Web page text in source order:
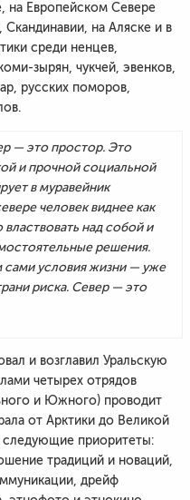
на Европейском Севере
на Аляске и в
среди ненцев,
зырян, чукчей, эвенков,
русских поморов,
— это простор. Это
и прочной социальной
в муравейник
человек виднее как
над собой и
решения.
условия жизни — уже
риска. Север — это
и возглавил Уральскую
четырех отрядов
и Южного) проводит
от Арктики до Великой
следующие приоритеты:
традиций и новаций,
дрейф